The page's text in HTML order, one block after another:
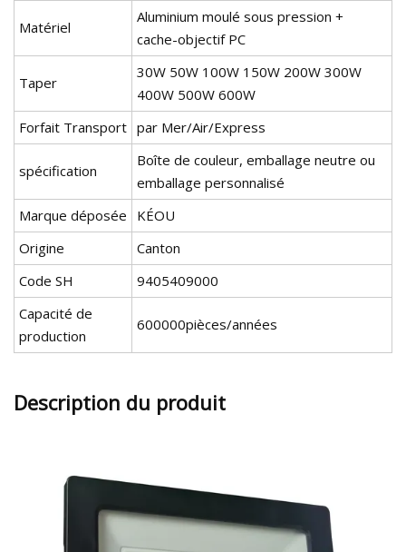
Matériel
Aluminium moulé sous pression +
cache-objectif PC
Taper
30W 50W 100W 150W 200W 300W
400W 500W 600W
Forfait Transport par Mer/Air/Express
spécification
Boîte de couleur, emballage neutre ou
emballage personnalisé
Marque déposée
KÉOU
Origine
Canton
Code SH
9405409000
Capacité de
production
600000pièces/années
Description du produit